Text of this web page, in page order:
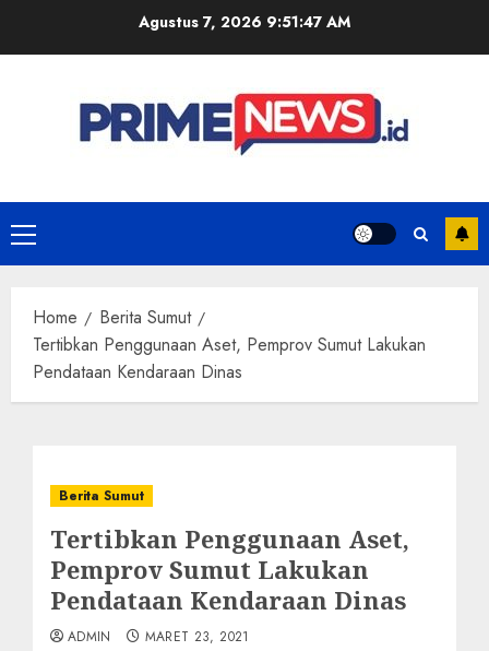
Agustus 7, 2026 9:51:48 AM
Primary
Menu
Home
Berita Sumut
Tertibkan Penggunaan Aset, Pemprov Sumut Lakukan
Pendataan Kendaraan Dinas
Berita Sumut
Tertibkan Penggunaan Aset,
Pemprov Sumut Lakukan
Pendataan Kendaraan Dinas
ADMIN MARET 23, 2021